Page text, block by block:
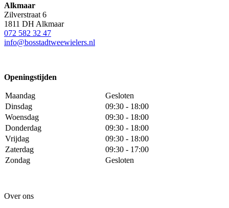
Alkmaar
Zilverstraat 6
1811 DH Alkmaar
072 582 32 47
info@bosstadtweewielers.nl
Openingstijden
Maandag
Gesloten
Dinsdag
09:30 - 18:00
Woensdag
09:30 - 18:00
Donderdag
09:30 - 18:00
Vrijdag
09:30 - 18:00
Zaterdag
09:30 - 17:00
Zondag
Gesloten
Over ons